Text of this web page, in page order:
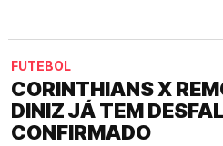
FUTEBOL
CORINTHIANS X
DINIZ JÁ TEM
CONFIRMADO